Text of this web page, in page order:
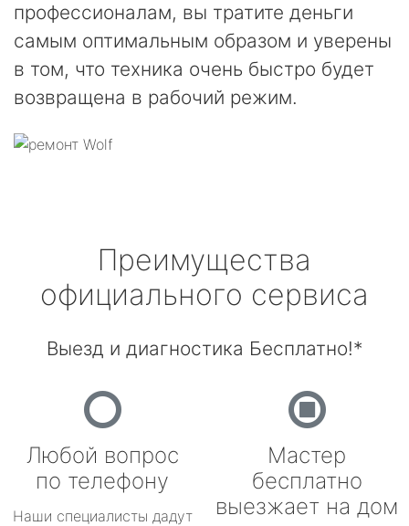
профессионалам, вы тратите деньги
самым оптимальным образом и уверены
в том, что техника очень быстро будет
возвращена в рабочий режим.
Преимущества
официального сервиса
Выезд и диагностика Бесплатно!*
Любой вопрос
по телефону
Наши специалисты дадут
Мастер
бесплатно
выезжает на дом